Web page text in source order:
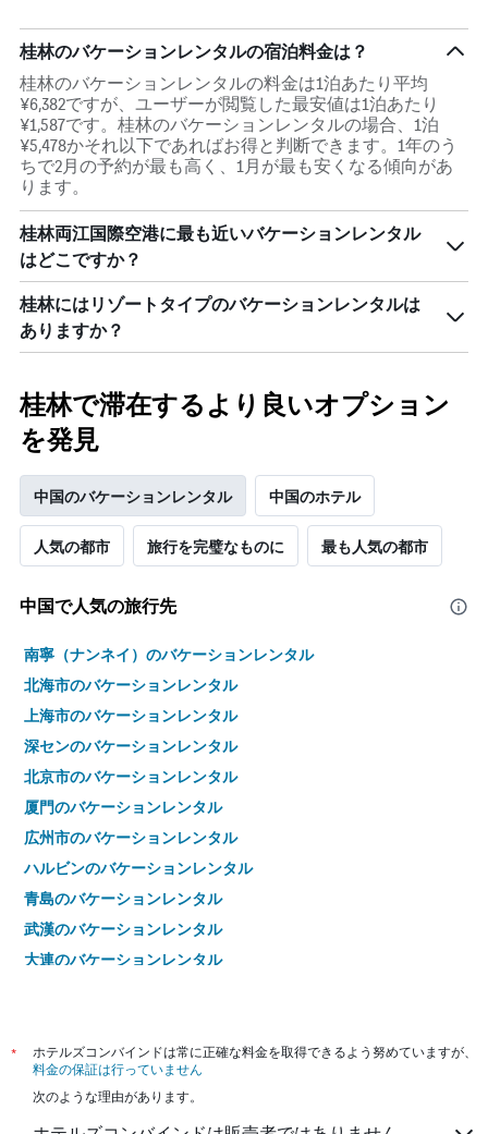
桂林のバケーションレンタルの宿泊料金は？
桂林のバケーションレンタルの料金は1泊あたり平均
¥6,382ですが、ユーザーが閲覧した最安値は1泊あたり
¥1,587です。桂林のバケーションレンタルの場合、1泊
¥5,478かそれ以下であればお得と判断できます。1年のう
ちで2月の予約が最も高く、1月が最も安くなる傾向があ
ります。
桂林両江国際空港に最も近いバケーションレンタル
はどこですか？
桂林にはリゾートタイプのバケーションレンタルは
ありますか？
桂林で滞在するより良いオプション
を発見
中国のバケーションレンタル 中国のホテル
人気の都市 旅行を完璧なものに 最も人気の都市
中国で人気の旅行先
南寧（ナンネイ）のバケーションレンタル
北海市のバケーションレンタル
上海市のバケーションレンタル
深センのバケーションレンタル
北京市のバケーションレンタル
厦門のバケーションレンタル
広州市のバケーションレンタル
ハルビンのバケーションレンタル
青島のバケーションレンタル
武漢のバケーションレンタル
大連のバケーションレンタル
*
ホテルズコンバインドは常に正確な料金を取得できるよう努めていますが、
料金の保証は行っていません
次のような理由があります。